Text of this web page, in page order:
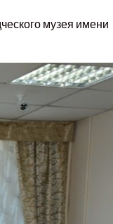
музея имени